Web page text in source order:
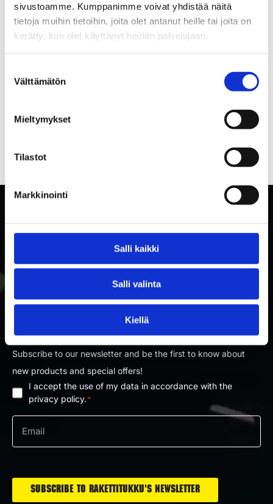
sivustoamme. Kumppanimme voivat yhdistää näitä
tietoja muihin tietoihin, joita olet antanut heille tai joita on
kerätty, kun olet käyttänyt heidän palvelujaan.
valinta
Välttämätön
Mieltymykset
Tilastot
Markkinointi
Salli kaikki
Salli valinta
Kiellä
SUBSCRIBE TO RAKETTITUKKU'S NEWSLETTER
Subscribe to our newsletter and be the first to know about
new products and special offers!
Privacy
policy*
I accept the use of my data in accordance with the
privacy policy.*
Email*
Subscribe to Rakettitukku's newsletter